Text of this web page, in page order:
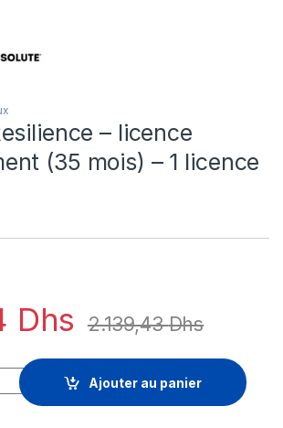
– licence
(35 mois) – 1 licence
Dhs 2.139,43Dhs
- licence d'abonnement (35 mois) - 1
Ajouter au panier